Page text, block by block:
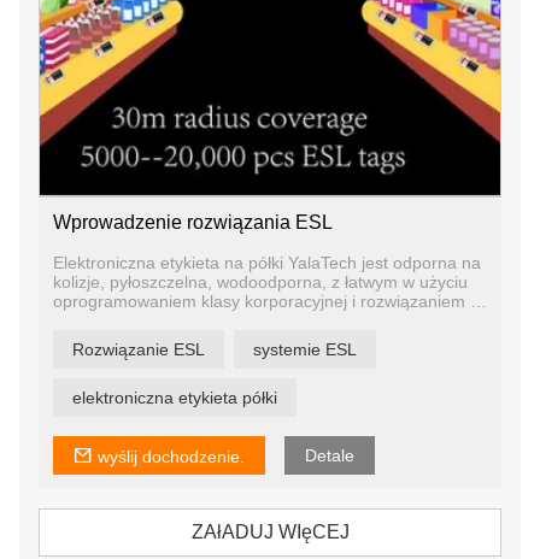
Wprowadzenie rozwiązania ESL
Elektroniczna etykieta na półki YalaTech jest odporna na
kolizje, pyłoszczelna, wodoodporna, z łatwym w użyciu
oprogramowaniem klasy korporacyjnej i rozwiązaniem w
Jest to najbardziej opłacalne rozwiązanie do cyfrowych
etykiet na półki, które przyspiesza cyfryzację handlu
łatwo zintegrować z istniejącym systemem
infrastruktury Internetu rzeczy (IoT), która zapewnia
automatyzację cen i poprawia wrażenia kupujących.
Rozwiązanie ESL systemie ESL
elektroniczna etykieta półki
wyślij dochodzenie. Detale
ZAłADUJ WIęCEJ